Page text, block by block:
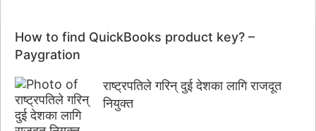
How to find QuickBooks product key? –
Paygration
राष्ट्रपतिले गरिन् दुई देशका लागि राजदूत
नियुक्त